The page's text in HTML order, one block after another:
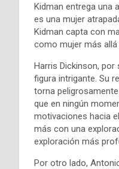
Kidman entrega una
es una mujer
Kidman capta con
como mujer más
Harris Dickinson, por
figura intrigante. Su
torna
que en ningún
motivaciones hacia
más con una
exploración más
Por otro lado,